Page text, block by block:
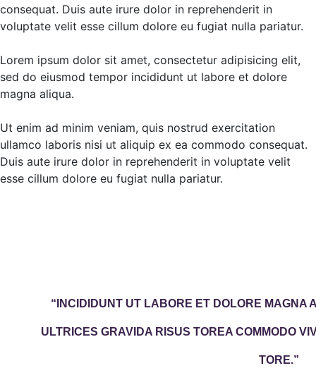
consequat. Duis aute irure dolor in reprehenderit in
voluptate velit esse cillum dolore eu fugiat nulla pariatur.
Lorem ipsum dolor sit amet, consectetur adipisicing elit,
sed do eiusmod tempor incididunt ut labore et dolore
magna aliqua.
Ut enim ad minim veniam, quis nostrud exercitation
ullamco laboris nisi ut aliquip ex ea commodo consequat.
Duis aute irure dolor in reprehenderit in voluptate velit
esse cillum dolore eu fugiat nulla pariatur.
“INCIDIDUNT UT LABORE ET DOLORE MAGNA
ULTRICES GRAVIDA RISUS TOREA COMMODO
TORE.”